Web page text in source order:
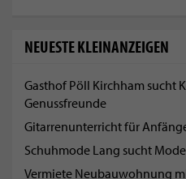
NEUESTE KLEINANZEIGEN
Gasthof Pöll Kirchham sucht
Genussfreunde
Gitarrenunterricht für
Schuhmode Lang sucht
Vermiete Neubauwohnung